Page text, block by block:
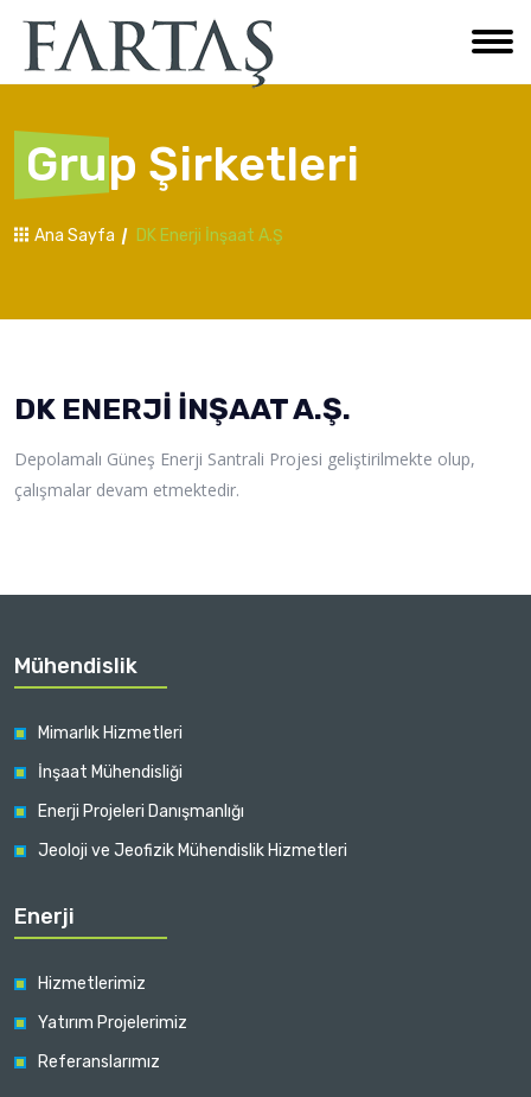
Grup Şirketleri
Ana Sayfa DK Enerji İnşaat A.Ş
DK ENERJİ İNŞAAT A.Ş.
Depolamalı Güneş Enerji Santrali Projesi geliştirilmekte olup,
çalışmalar devam etmektedir.
Mühendislik
Mimarlık Hizmetleri
İnşaat Mühendisliği
Enerji Projeleri Danışmanlığı
Jeoloji ve Jeofizik Mühendislik Hizmetleri
Enerji
Hizmetlerimiz
Yatırım Projelerimiz
Referanslarımız